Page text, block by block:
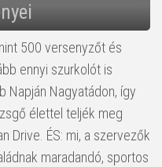
500 versenyzőt és
ennyi szurkolót is
Napján Nagyatádon, így
élettel teljék meg
Drive. ÉS: mi, a szervezők
maradandó, sportos